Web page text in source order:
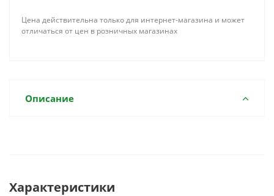
Цена действительна только для интернет-магазина и может
отличаться от цен в розничных магазинах
Описание
Характеристики